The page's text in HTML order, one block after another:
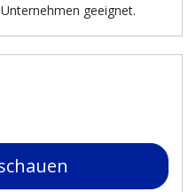
geeignet.